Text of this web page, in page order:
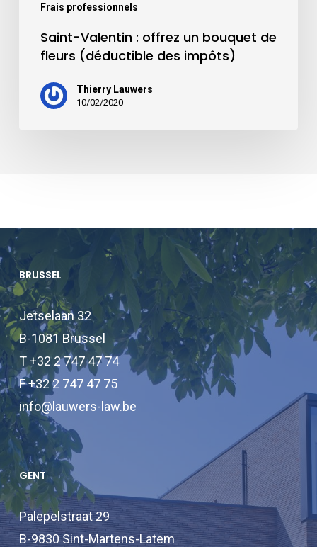
Frais professionnels
Saint-Valentin : offrez un bouquet de
fleurs (déductible des impôts)
Thierry Lauwers
10/02/2020
BRUSSEL
Jetselaan 32
B-1081 Brussel
T +32 2 747 47 74
F +32 2 747 47 75
info@lauwers-law.be
GENT
Palepelstraat 29
B-9830 Sint-Martens-Latem